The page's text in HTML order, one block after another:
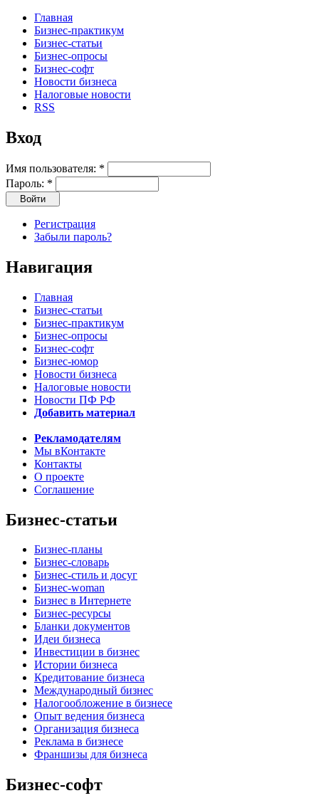
Главная
Бизнес-практикум
Бизнес-статьи
Бизнес-опросы
Бизнес-софт
Новости бизнеса
Налоговые новости
RSS
Вход
Имя пользователя: *
Пароль: *
Регистрация
Забыли пароль?
Навигация
Главная
Бизнес-статьи
Бизнес-практикум
Бизнес-опросы
Бизнес-софт
Бизнес-юмор
Новости бизнеса
Налоговые новости
Новости ПФ РФ
Добавить материал
Рекламодателям
Мы вКонтакте
Контакты
О проекте
Соглашение
Бизнес-статьи
Бизнес-планы
Бизнес-словарь
Бизнес-стиль и досуг
Бизнес-woman
Бизнес в Интернете
Бизнес-ресурсы
Бланки документов
Идеи бизнеса
Инвестиции в бизнес
Истории бизнеса
Кредитование бизнеса
Международный бизнес
Налогообложение в бизнесе
Опыт ведения бизнеса
Организация бизнеса
Реклама в бизнесе
Франшизы для бизнеса
Бизнес-софт